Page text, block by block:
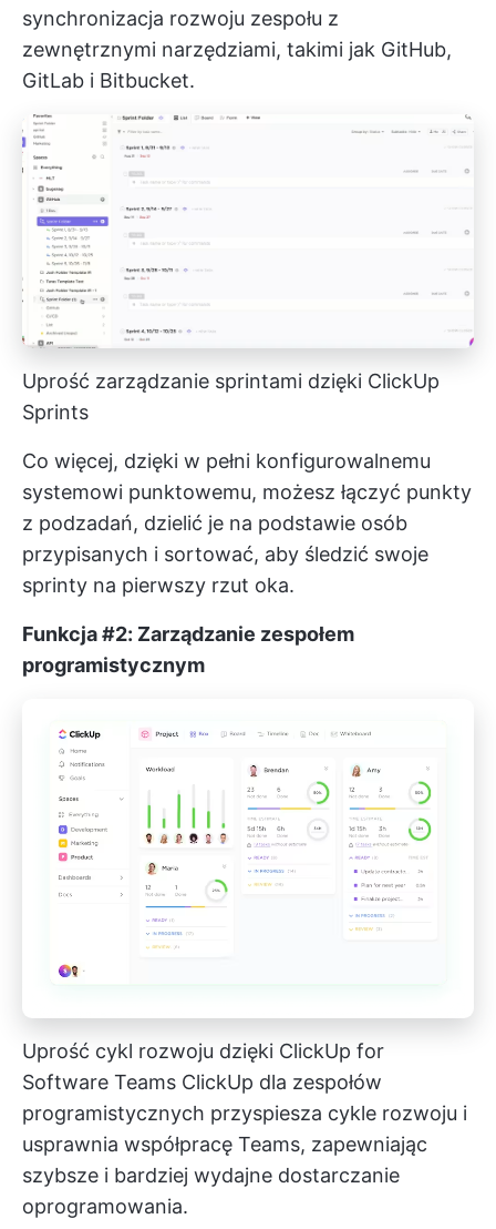
synchronizacja rozwoju zespołu z
zewnętrznymi narzędziami, takimi jak GitHub,
GitLab i Bitbucket.
Uprość zarządzanie sprintami dzięki ClickUp
Sprints
Co więcej, dzięki w pełni konfigurowalnemu
systemowi punktowemu, możesz łączyć punkty
z podzadań, dzielić je na podstawie osób
przypisanych i sortować, aby śledzić swoje
sprinty na pierwszy rzut oka.
Funkcja #2: Zarządzanie zespołem
programistycznym
Uprość cykl rozwoju dzięki ClickUp for
Software Teams ClickUp dla zespołów
programistycznych przyspiesza cykle rozwoju i
usprawnia współpracę Teams, zapewniając
szybsze i bardziej wydajne dostarczanie
oprogramowania.